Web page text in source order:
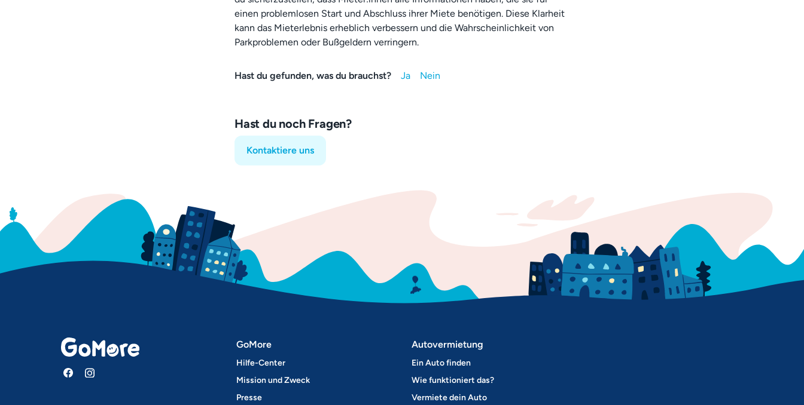
einen problemlosen Start und Abschluss ihrer Miete benötigen. Diese Klarheit
kann das Mieterlebnis erheblich verbessern und die Wahrscheinlichkeit von
Parkproblemen oder Bußgeldern verringern.
Hast du gefunden, was du brauchst?
Hast du noch Fragen?
Kontaktiere uns
GoMore
Hilfe-Center
Mission und Zweck
Presse
Autovermietung
Ein Auto finden
Wie funktioniert das?
Vermiete dein Auto